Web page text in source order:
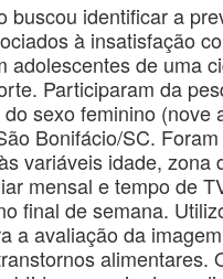
buscou identificar a
à insatisfação
adolescentes de uma
Participaram da
sexo feminino (nove
Bonifácio/SC.
variáveis idade, zona
mensal e tempo de
final de semana.
a avaliação da
alimentares.